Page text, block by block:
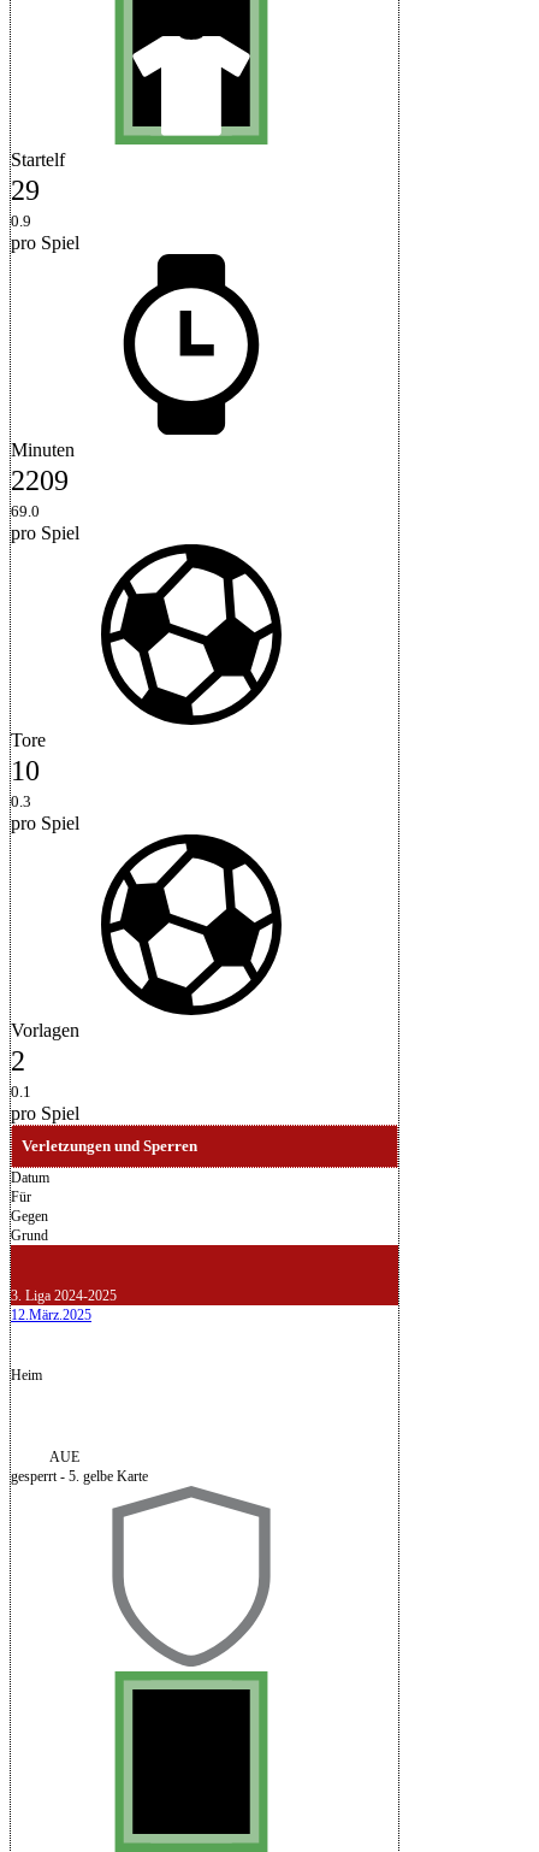
Startelf
29
0.9
pro Spiel
Minuten
2209
69.0
pro Spiel
Tore
10
0.3
pro Spiel
Vorlagen
2
0.1
pro Spiel
Verletzungen und Sperren
Datum
Für
Gegen
Grund
3. Liga 2024-2025
12.März.2025
Heim
AUE
gesperrt - 5. gelbe Karte